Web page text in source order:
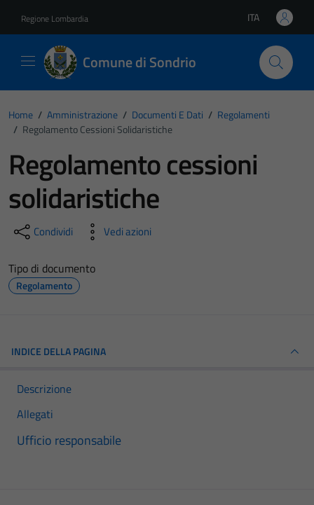
Regione Lombardia Lingua attiva:
ITA
Comune di Sondrio
Home / Amministrazione / Documenti E Dati / Regolamenti
/ Regolamento Cessioni Solidaristiche
Regolamento cessioni
solidaristiche
Condividi Vedi azioni
Tipo di documento
Regolamento
INDICE DELLA PAGINA
Descrizione
Allegati
Ufficio responsabile